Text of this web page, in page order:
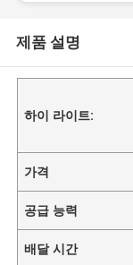
제품 설명
하이 라이트:
가격
공급 능력
배달 시간